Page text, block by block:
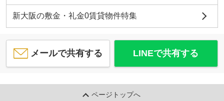
新大阪の敷金・礼金0賃貸物件特集
メールで共有する LINEで共有する
ページトップへ